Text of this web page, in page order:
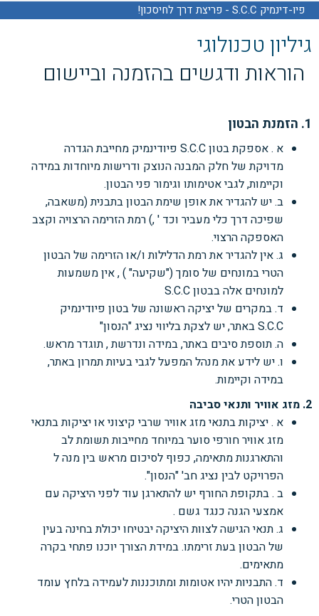
פיו-דינמיק S.C.C - פריצת דרך לחיסכון!
גיליון טכנולוגי
הוראות ודגשים בהזמנה וביישום
1. הזמנת הבטון
א . אספקת בטון S.C.C פיודינמיק
מחייבת הגדרה
מדויקת של חלק המבנה הנוצק ודרישות מיוחדותבמידה
וקיימות, לגבי אטימותו וגימור פני הבטון.
ב. יש להגדיר את אופן שימת הבטון בתבנית (משאבה,
שפיכה דרך כלי מעביר וכד ' ,) רמת הזרימההרצויה וקצב
האספקה הרצוי.
ג. אין להגדיר את רמת הדלילות ו/או הזרימה של הבטון
הטרי במונחים של סומך ("שקיעה" ) , איןמשמעות
למונחים אלה בבטוןS.C.C
ד. במקרים של יציקה ראשונה של בטון פיודינמיק
S.C.Cבאתר, יש לצקת בליווי נציג "הנסון"
ה. תוספת סיבים באתר, במידה ונדרשת , תוגדר מראש.
ו. יש לידע את מנהל המפעל לגבי בעיות תמרון באתר,
במידה וקיימות.
2. מזג אוויר ותנאי סביבה
א . יציקות בתנאי מזג אוויר שרבי קיצוני או יציקות בתנאי
מזג אוויר חורפי סוער במיוחד מחייבותתשומת לב
והתארגנות מתאימה, כפוף לסיכום מראש בין מנה ל
הפרויקט לבין נציג חב' "הנסון".
ב . בתקופת החורף יש להתארגן עוד לפני היציקה עם
אמצעי הגנה כנגד גשם .
ג. תנאי הגישה לצוות היציקה יבטיחו יכולת בחינה בעין
של הבטון בעת זרימתו. במידת הצורך יוכנו פתחי בקרה
מתאימים.
ד. התבניות יהיו אטומות ומתוכננות לעמידה בלחץ עומד
הבטון הטרי.